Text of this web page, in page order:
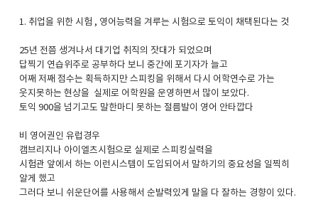
1. 취업을 위한 시험 , 영어능력을 겨루는 시험으로 토익이 채택된다는 것
25년 전쯤 생겨나서 대기업 취직의 잣대가 되었으며
답찍기 연습위주로 공부하다 보니 중간에 포기자가 늘고
어째 저째 점수는 획득하지만 스피킹을 위해서 다시 어학연수로 가는
웃지못하는 현상을 실제로 어학원을 운영하면서 많이 보았다.
토익 900을 넘기고도 말한마디 못하는 절름발이 영어 안타깝다
비 영어권인 유럽경우
캠브리지나 아이엘츠시험으로 실제로 스피킹실력을
시험관 앞에서 하는 이런시스템이 도입되어서 말하기의 중요성을 일찍히
알게 했고
그러다 보니 쉬운단어를 사용해서 순발력있게 말을 다 잘하는 경향이 있다.